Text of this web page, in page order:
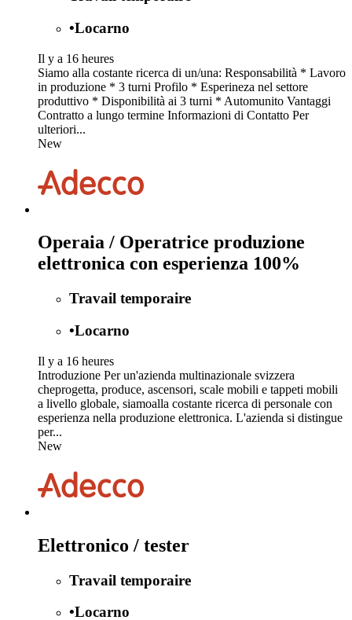
•Locarno
Il y a 16 heures
Siamo alla costante ricerca di un/una: Responsabilità * Lavoro
in produzione * 3 turni Profilo * Esperineza nel settore
produttivo * Disponibilità ai 3 turni * Automunito Vantaggi
Contratto a lungo termine Informazioni di Contatto Per
ulteriori...
New
Operaia / Operatrice produzione
elettronica con esperienza 100%
Travail temporaire
•Locarno
Il y a 16 heures
Introduzione Per un'azienda multinazionale svizzera
cheprogetta, produce, ascensori, scale mobili e tappeti mobili
a livello globale, siamoalla costante ricerca di personale con
esperienza nella produzione elettronica. L'azienda si distingue
per...
New
Elettronico / tester
Travail temporaire
•Locarno